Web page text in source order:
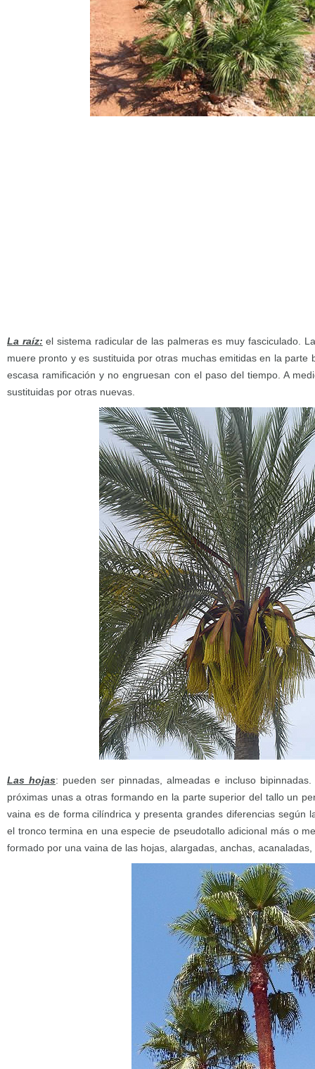
La raíz: el sistema radicular de las palmeras es muy fasciculado.
muere pronto y es sustituida por otras muchas emitidas en la parte
escasa ramificación y no engruesan con el paso del tiempo. A
sustituidas por otras nuevas.
Las hojas: pueden ser pinnadas, almeadas e incluso
próximas unas a otras formando en la parte superior del tallo un
vaina es de forma cilíndrica y presenta grandes diferencias según
el tronco termina en una especie de pseudotallo adicional más o
formado por una vaina de las hojas, alargadas, anchas,